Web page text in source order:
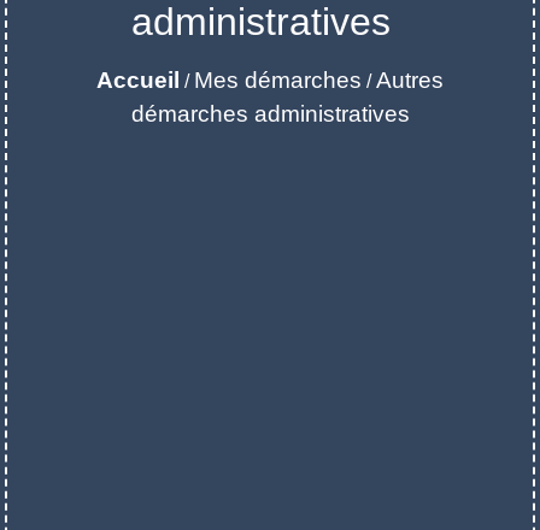
administratives
Accueil / Mes démarches /Autres
démarches administratives